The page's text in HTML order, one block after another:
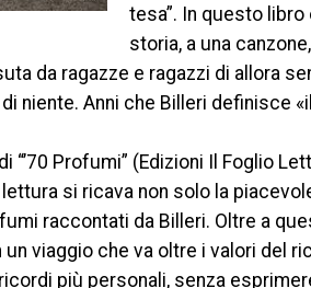
tesa”. In questo
storia, a una
da ragazze e ragazzi di allora
niente. Anni che Billeri definisce
“’70 Profumi” (Edizioni Il Foglio
si ricava non solo la
raccontati da Billeri. Oltre a
un viaggio che va oltre i valori del
più personali, senza